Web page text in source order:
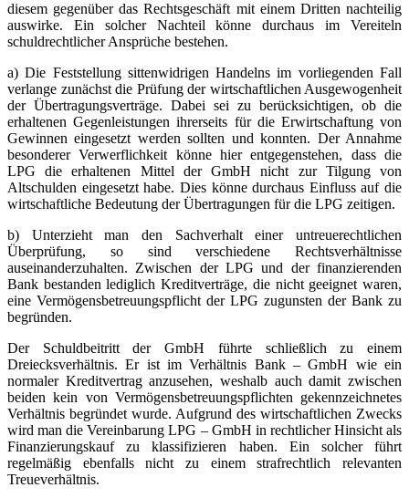
diesem gegenüber das Rechtsgeschäft mit einem Dritten nachteilig
auswirke. Ein solcher Nachteil könne durchaus im Vereiteln
schuldrechtlicher Ansprüche bestehen.
a) Die Feststellung sittenwidrigen Handelns im vorliegenden Fall
verlange zunächst die Prüfung der wirtschaftlichen Ausgewogenheit
der Übertragungsverträge. Dabei sei zu berücksichtigen, ob die
erhaltenen Gegenleistungen ihrerseits für die Erwirtschaftung von
Gewinnen eingesetzt werden sollten und konnten. Der Annahme
besonderer Verwerflichkeit könne hier entgegenstehen, dass die
LPG die erhaltenen Mittel der GmbH nicht zur Tilgung von
Altschulden eingesetzt habe. Dies könne durchaus Einfluss auf die
wirtschaftliche Bedeutung der Übertragungen für die LPG zeitigen.
b) Unterzieht man den Sachverhalt einer untreuerechtlichen
Überprüfung, so sind verschiedene Rechtsverhältnisse
auseinanderzuhalten. Zwischen der LPG und der finanzierenden
Bank bestanden lediglich Kreditverträge, die nicht geeignet waren,
eine Vermögensbetreuungspflicht der LPG zugunsten der Bank zu
begründen.
Der Schuldbeitritt der GmbH führte schließlich zu einem
Dreiecksverhältnis. Er ist im Verhältnis Bank – GmbH wie ein
normaler Kreditvertrag anzusehen, weshalb auch damit zwischen
beiden kein von Vermögensbetreuungspflichten gekennzeichnetes
Verhältnis begründet wurde. Aufgrund des wirtschaftlichen Zwecks
wird man die Vereinbarung LPG – GmbH in rechtlicher Hinsicht als
Finanzierungskauf zu klassifizieren haben. Ein solcher führt
regelmäßig ebenfalls nicht zu einem strafrechtlich relevanten
Treueverhältnis.